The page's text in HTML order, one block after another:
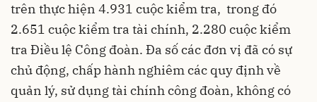
trên thực hiện 4.931 cuộc kiểm tra, trong đó
2.651 cuộc kiểm tra tài chính, 2.280 cuộc kiểm
tra Điều lệ Công đoàn. Đa số các đơn vị đã có sự
chủ động, chấp hành nghiêm các quy định về
quản lý, sử dụng tài chính công đoàn, không có